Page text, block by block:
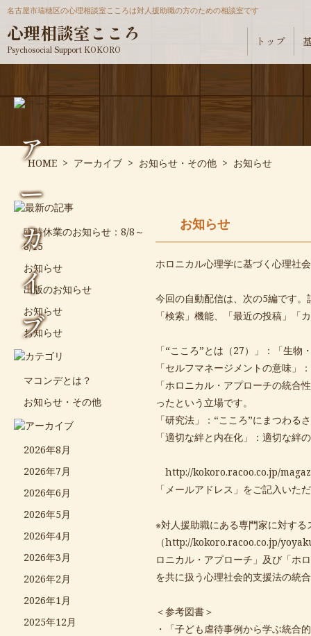
名古屋市瑞穂区の心理相談室こころは対人援助職の方のための相談室です
心理相談室こころ
Psychosocial Support KOKORO
トップ
ア
ー
カ
イ
ブ
HOME > アーカイブ > お知らせ・その他 > お知らせ
臨時休業のお知らせ：8/8～
8/15
お知らせ
出版のお知らせ
お知らせ
お知らせ
マコンデとは？
お知らせ・その他
2026年8月
2026年7月
2026年6月
2026年5月
2026年4月
2026年3月
2026年2月
2026年1月
2025年12月
お知らせ
ホロニカル心理学に基づく心理社
今回の自動配信は、次の5編です
「検索」機能、「最近の投稿」「
「“こころ”とは（27）」：「生
「セルフマネージメントの意味」
「ホロニカル・アプローチの統
ったという立場です。
「研究法」：“こころ”にまつわ
「適切な絆と内在化」：適切な絆
http://kokoro.racoo.co.jp/
「メールアドレス」をご記入いた
※対人援助職にある専門家に対す
（http://kokoro.racoo.co.jp/
ロニカル・アプローチ」及び「ホ
を共に扱う心理社会的支援法の統
＜参考図書＞
・「子ども虐待事例から学ぶ統合